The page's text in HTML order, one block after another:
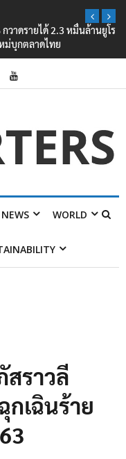
วาดรายได้ 2.3 หมื่นล้านยูโร
ม่บุกตลาดไทย
NEWS WORLD
ราวลี
เฉินร้าย